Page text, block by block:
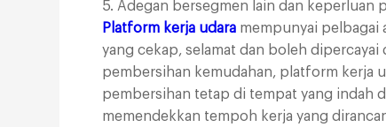
5. Adegan bersegmen lain dan keperluan
Platform kerja udara mempunyai pelbagai
yang cekap, selamat dan boleh
pembersihan kemudahan, platform kerja
pembersihan tetap di tempat yang indah
memendekkan tempoh kerja yang